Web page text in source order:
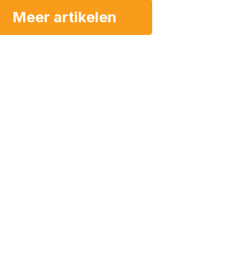
Meer artikelen